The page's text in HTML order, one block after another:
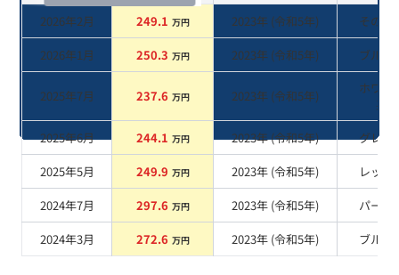
2026年2月
249.1 万円 2023年 (令和5年) その他
2026年1月
250.3 万円 2023年 (令和5年) ブルー
2025年7月 237.6 万円 2023年 (令和5年)
ホワイ
系
2025年6月
244.1 万円 2023年 (令和5年) グレー
2025年5月
249.9 万円 2023年 (令和5年) レッド
2024年7月
297.6 万円 2023年 (令和5年) パール
2024年3月
272.6 万円 2023年 (令和5年) ブルー